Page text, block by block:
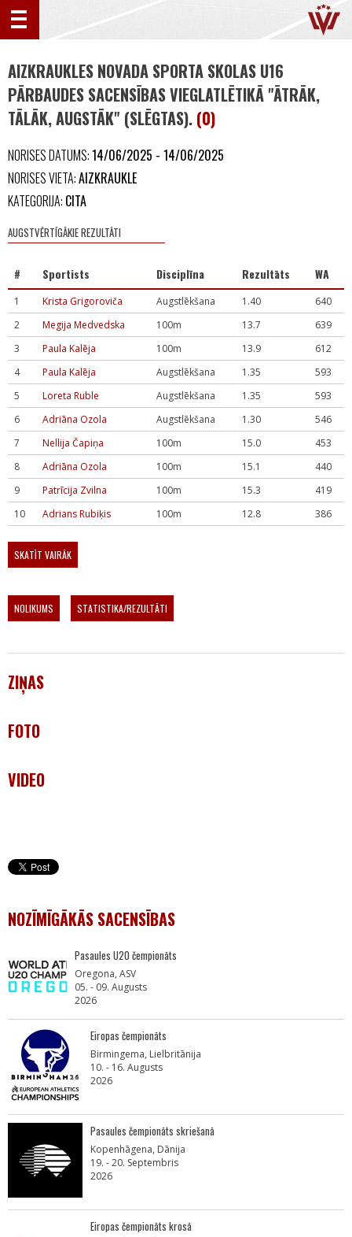
AIZKRAUKLES NOVADA SPORTA SKOLAS U16
PĀRBAUDES SACENSĪBAS VIEGLATLĒTIKĀ "ĀTRĀK,
TĀLĀK, AUGSTĀK" (SLĒGTAS). (0)
NORISES DATUMS:14/06/2025 - 14/06/2025
NORISES VIETA:AIZKRAUKLE
KATEGORIJA: CITA
AUGSTVĒRTĪGĀKIE REZULTĀTI
# Sportists Disciplīna Rezultāts WA
1 Krista Grigoroviča Augstlēkšana 1.40
640
2
Megija Medvedska 100m 13.7
639
3
Paula Kalēja 100m 13.9
612
4
Paula Kalēja Augstlēkšana 1.35
593
5
Loreta Ruble Augstlēkšana 1.35
593
6
Adriāna Ozola Augstlēkšana 1.30
546
7
Nellija Čapiņa 100m 15.0
453
8
Adriāna Ozola 100m 15.1
440
9
Patrīcija Zvilna 100m 15.3
419
10
Adrians Rubiķis 100m 12.8 386
SKATĪT VAIRĀK
NOLIKUMS STATISTIKA/REZULTĀTI
ZIŅAS
FOTO
VIDEO
NOZĪMĪGĀKĀS SACENSĪBAS
Pasaules U20 čempionāts
Oregona, ASV
05. - 09. Augusts
2026
Eiropas čempionāts
Birmingema, Lielbritānija
10. - 16. Augusts
2026
Pasaules čempionāts skriešanā
Kopenhāgena, Dānija
19. - 20. Septembris
2026
Eiropas čempionāts krosā